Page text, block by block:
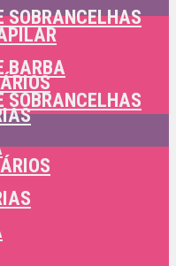
SOBRANCELHAS
BARBA
SOBRANCELHAS